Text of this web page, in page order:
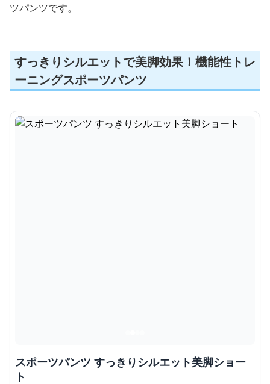
ツパンツです。
すっきりシルエットで美脚効果！機能性トレ
ーニングスポーツパンツ
スポーツパンツ すっきりシルエット美脚ショー
ト